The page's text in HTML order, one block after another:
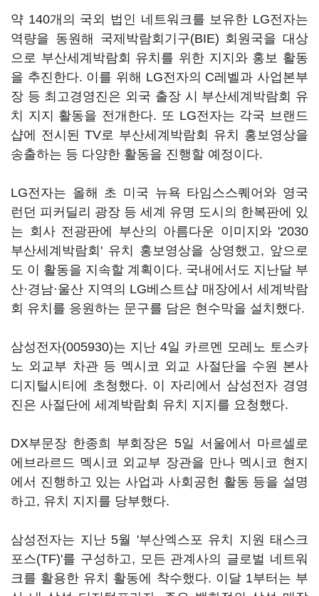
약 140개의 국외 법인 네트워크를 보유한 LG전자는
역량을 동원해 국제박람회기구(BIE) 회원국을 대상
으로 부산세계박람회 유치를 위한 지지와 홍보 활동
을 추진한다. 이를 위해 LG전자의 C레벨과 사업본부
장 등 최고경영진은 외국 출장 시 부산세계박람회 유
치 지지 활동을 전개한다. 또 LG전자는 각국 브랜드
샵에 전시된 TV로 부산세계박람회 유치 홍보영상을
송출하는 등 다양한 활동을 진행할 예정이다.
LG전자는 올해 초 미국 뉴욕 타임스스퀘어와 영국
런던 피커딜리 광장 등 세계 유명 도시의 한복판에 있
는 회사 전광판에 부산의 아름다운 이미지와 '2030
부산세계박람회' 유치 홍보영상을 상영했고, 앞으로
도 이 활동을 지속할 계획이다. 국내에서도 지난달 부
산·경남·울산 지역의 LG베스트샵 매장에서 세계박람
회 유치를 응원하는 문구를 담은 현수막을 설치했다.
삼성전자(005930)는 지난 4일 카르멘 모레노 토스카
노 외교부 차관 등 멕시코 외교 사절단을 수원 본사
디지털시티에 초청했다. 이 자리에서 삼성전자 경영
진은 사절단에 세계박람회 유치 지지를 요청했다.
DX부문장 한종희 부회장은 5일 서울에서 마르셀로
에브라르드 멕시코 외교부 장관을 만나 멕시코 현지
에서 진행하고 있는 사업과 사회공헌 활동 등을 설명
하고, 유치 지지를 당부했다.
삼성전자는 지난 5월 '부산엑스포 유치 지원 태스크
포스(TF)'를 구성하고, 모든 관계사의 글로벌 네트워
크를 활용한 유치 활동에 착수했다. 이달 1부터는 부